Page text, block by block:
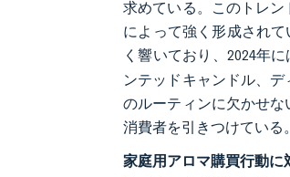
求めている。このトレ
によって強く形成され
く響いており、2024年
ンテッドキャンドル、
のルーティンに欠かせ
消費者を引きつけている。
家庭用アロマ購買行動